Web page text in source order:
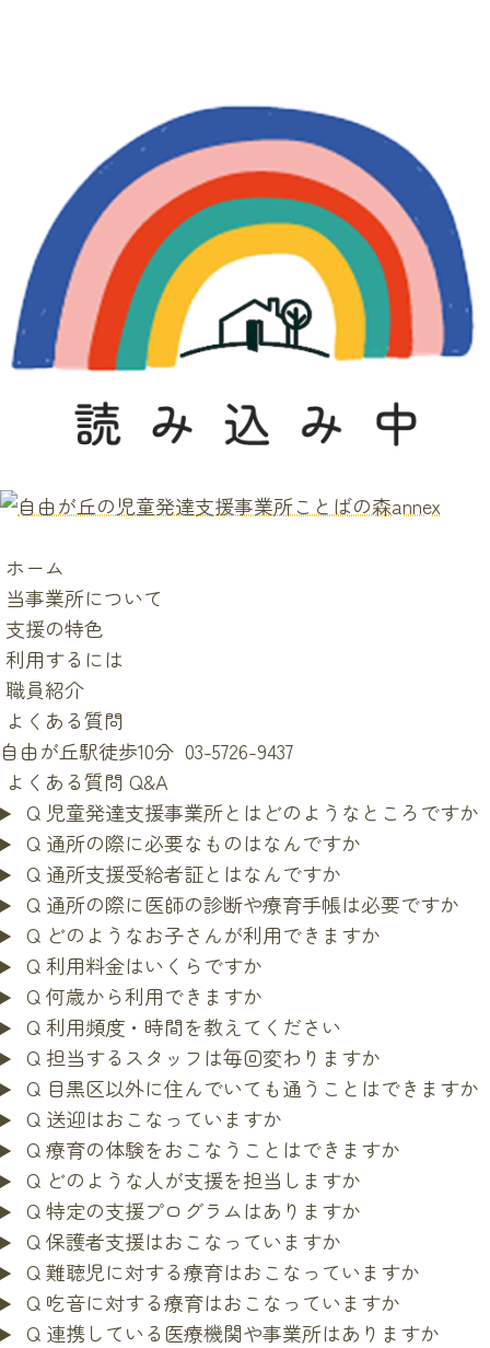
ホーム
当事業所について
支援の特色
利用するには
職員紹介
よくある質問
自由が丘駅徒歩10分 03-5726-9437
よくある質問 Q&A
Q 児童発達支援事業所とはどのようなところですか
Q 通所の際に必要なものはなんですか
Q 通所支援受給者証とはなんですか
Q 通所の際に医師の診断や療育手帳は必要ですか
Q どのようなお子さんが利用できますか
Q利用料金はいくらですか
Q何歳から利用できますか
Q利用頻度・時間を教えてください
Q 担当するスタッフは毎回変わりますか
Q 目黒区以外に住んでいても通うことはできますか
Q 送迎はおこなっていますか
Q療育の体験をおこなうことはできますか
Q どのような人が支援を担当しますか
Q特定の支援プログラムはありますか
Q保護者支援はおこなっていますか
Q難聴児に対する療育はおこなっていますか
Q 吃音に対する療育はおこなっていますか
Q 連携している医療機関や事業所はありますか